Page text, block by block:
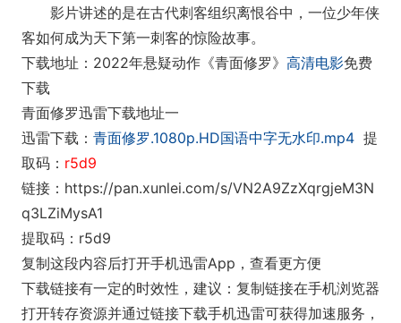
影片讲述的是在古代刺客组织离恨谷中，一位少年侠
客如何成为天下第一刺客的惊险故事。
下载地址：2022年悬疑动作《青面修罗》 高清电影免费
下载
青面修罗迅雷下载地址一
迅雷下载： 青面修罗.1080p.HD国语中字无水印.mp4 提
取码： r5d9
链接：https://pan.xunlei.com/s/VN2A9ZzXqrgjeM3N
q3LZiMysA1
提取码：r5d9
复制这段内容后打开手机迅雷App，查看更方便
下载链接有一定的时效性，建议：复制链接在手机浏览器
打开转存资源并通过链接下载手机迅雷可获得加速服务，